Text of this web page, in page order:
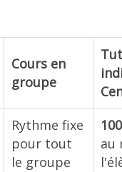
Cours en
groupe
Rythme fixe
pour tout
le groupe
au